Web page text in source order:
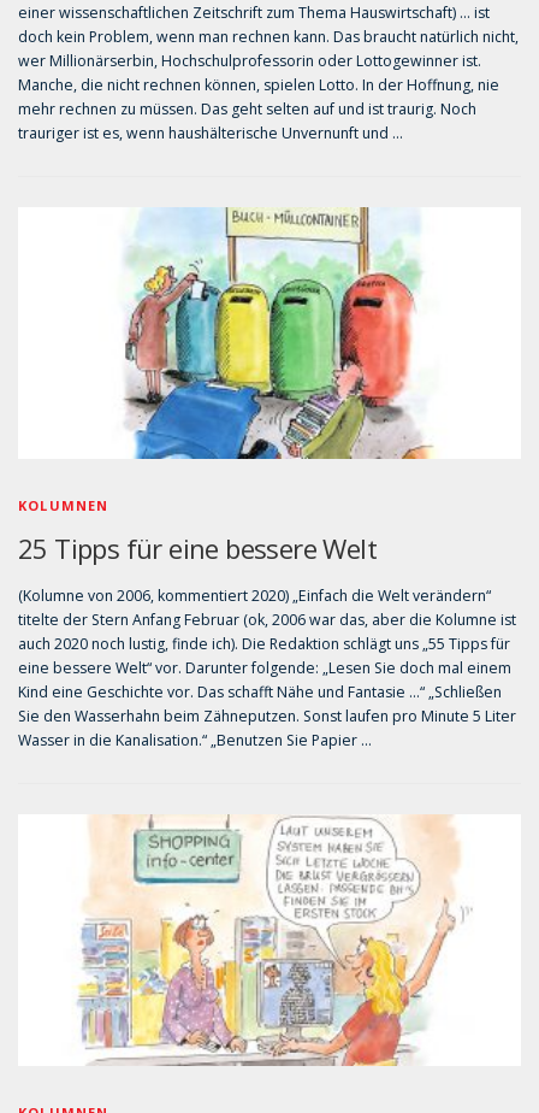
einer wissenschaftlichen Zeitschrift zum Thema Hauswirtschaft) … ist
doch kein Problem, wenn man rech­nen kann. Das braucht natürlich nicht,
wer Millionärserbin, Hochschulprofesso­rin oder Lottogewinner ist.
Manche, die nicht rechnen können, spielen Lotto. In der Hoffnung, nie
mehr rechnen zu müs­sen. Das geht selten auf und ist traurig. Noch
trauriger ist es, wenn haushälteri­sche Unvernunft und …
KOLUMNEN
25 Tipps für eine bessere Welt
(Kolumne von 2006, kommentiert 2020) „Einfach die Welt verändern“
titelte der Stern Anfang Februar (ok, 2006 war das, aber die Kolumne ist
auch 2020 noch lustig, finde ich). Die Redaktion schlägt uns „55 Tipps für
eine bessere Welt“ vor. Darunter folgende: „Lesen Sie doch mal einem
Kind eine Geschichte vor. Das schafft Nähe und Fantasie …“ „Schließen
Sie den Wasserhahn beim Zähneputzen. Sonst laufen pro Minute 5 Liter
Wasser in die Kanalisation.“ „Benutzen Sie Papier …